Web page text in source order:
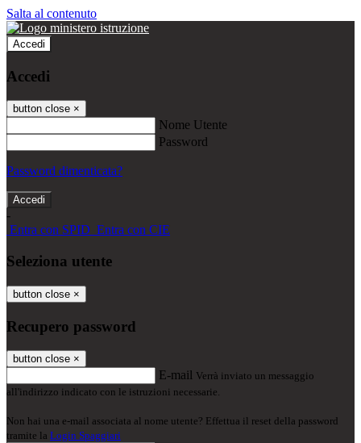
Salta al contenuto
Accedi
Accedi
button close ×
Nome Utente
Password
Password dimenticata?
-
Entra con SPID Entra con CIE
Seleziona utente
button close ×
Recupero password
button close ×
E-mail Verrà inviato un messaggio
all'indirizzo indicato con le istruzioni necessarie.
Non hai una e-mail associata al nome utente? Effettua il reset della password
tramite la Login Spaggiari